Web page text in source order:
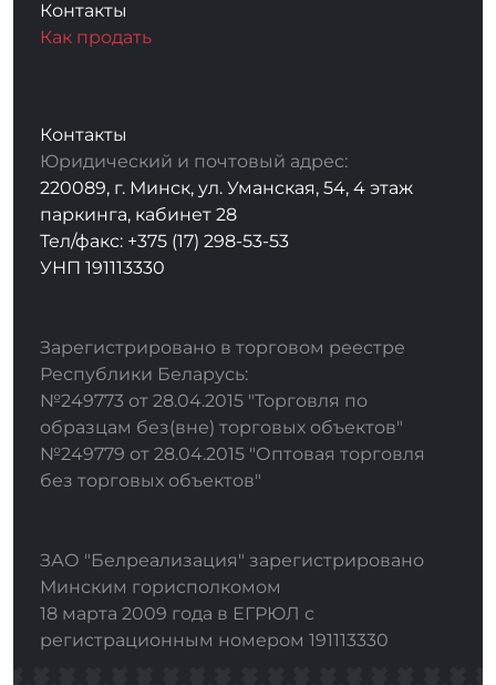
Контакты
Как продать
Контакты
Юридический и почтовый адрес:
220089, г. Минск, ул. Уманская, 54, 4 этаж
паркинга, кабинет 28
Тел/факс: +375 (17) 298-53-53
УНП 191113330
Зарегистрировано в торговом реестре
Республики Беларусь:
№249773 от 28.04.2015 "Торговля по
образцам без(вне) торговых объектов"
№249779 от 28.04.2015 "Оптовая торговля
без торговых объектов"
ЗАО "Белреализация" зарегистрировано
Минским горисполкомом
18 марта 2009 года в ЕГРЮЛ с
регистрационным номером 191113330